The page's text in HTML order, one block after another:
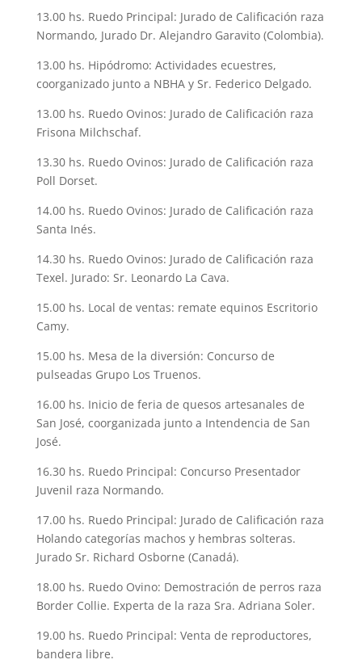
13.00 hs. Ruedo Principal: Jurado de Calificación raza
Normando, Jurado Dr. Alejandro Garavito (Colombia).
13.00 hs. Hipódromo: Actividades ecuestres,
coorganizado junto a NBHA y Sr. Federico Delgado.
13.00 hs. Ruedo Ovinos: Jurado de Calificación raza
Frisona Milchschaf.
13.30 hs. Ruedo Ovinos: Jurado de Calificación raza
Poll Dorset.
14.00 hs. Ruedo Ovinos: Jurado de Calificación raza
Santa Inés.
14.30 hs. Ruedo Ovinos: Jurado de Calificación raza
Texel. Jurado: Sr. Leonardo La Cava.
15.00 hs. Local de ventas: remate equinos Escritorio
Camy.
15.00 hs. Mesa de la diversión: Concurso de
pulseadas Grupo Los Truenos.
16.00 hs. Inicio de feria de quesos artesanales de
San José, coorganizada junto a Intendencia de San
José.
16.30 hs. Ruedo Principal: Concurso Presentador
Juvenil raza Normando.
17.00 hs. Ruedo Principal: Jurado de Calificación raza
Holando categorías machos y hembras solteras.
Jurado Sr. Richard Osborne (Canadá).
18.00 hs. Ruedo Ovino: Demostración de perros raza
Border Collie. Experta de la raza Sra. Adriana Soler.
19.00 hs. Ruedo Principal: Venta de reproductores,
bandera libre.